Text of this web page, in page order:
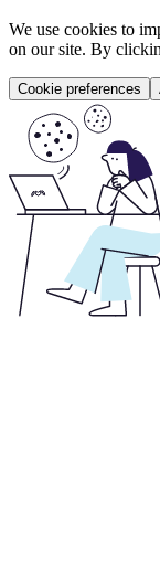
We use cookies to
on our site. By
Cookie preferences